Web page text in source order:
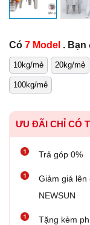
Có 7 Model . Bạn
10kg/mẻ 20kg/mẻ
100kg/mẻ
ƯU ĐÃI CHỈ CÓ
Trả góp 0%
Giảm giá lên
NEWSUN
Tặng kèm